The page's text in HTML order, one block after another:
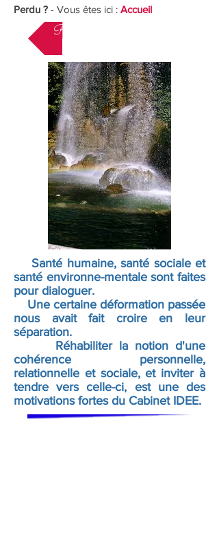
Perdu ? - Vous êtes ici : Accueil
Retour page choix des sites.
Santé humaine, santé sociale et
santé environne-mentale sont faites
pour dialoguer.
Une certaine déformation passée
nous avait fait croire en leur
séparation.
Réhabiliter la notion d'une
cohérence personnelle,
relationnelle et sociale, et inviter à
tendre vers celle-ci, est une des
motivations fortes du Cabinet IDEE.